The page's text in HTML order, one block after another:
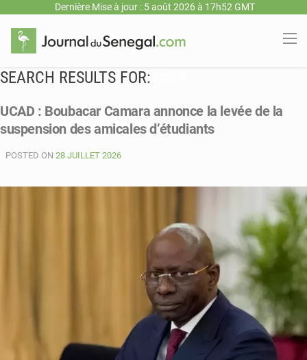
Dernière Mise à jour : 5 août 2026 à 17h52 GMT
SEARCH RESULTS FOR:
UCAD : Boubacar Camara annonce la levée de la
suspension des amicales d’étudiants
POSTED ON 28 JUILLET 2026